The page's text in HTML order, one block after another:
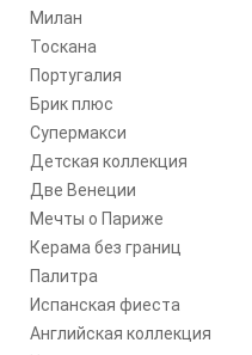
Милан
Тоскана
Португалия
Брик плюс
Супермакси
Детская коллекция
Две Венеции
Мечты о Париже
Керама без границ
Палитра
Испанская фиеста
Английская коллекция